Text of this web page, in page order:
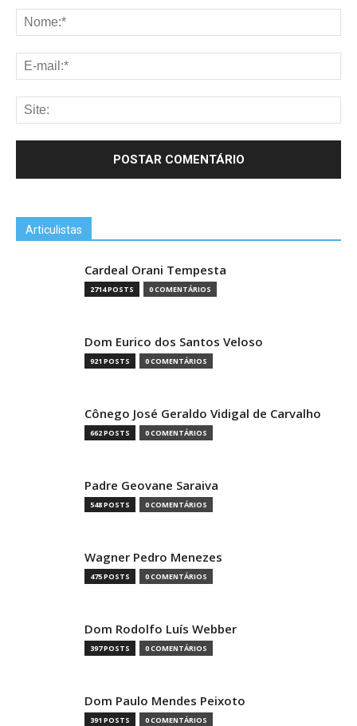
Articulistas
Cardeal Orani Tempesta
2714 POSTS 0 COMENTÁRIOS
Dom Eurico dos Santos Veloso
921 POSTS 0 COMENTÁRIOS
Cônego José Geraldo Vidigal de Carvalho
662 POSTS 0 COMENTÁRIOS
Padre Geovane Saraiva
548 POSTS 0 COMENTÁRIOS
Wagner Pedro Menezes
475 POSTS 0 COMENTÁRIOS
Dom Rodolfo Luís Webber
397 POSTS 0 COMENTÁRIOS
Dom Paulo Mendes Peixoto
391 POSTS 0 COMENTÁRIOS